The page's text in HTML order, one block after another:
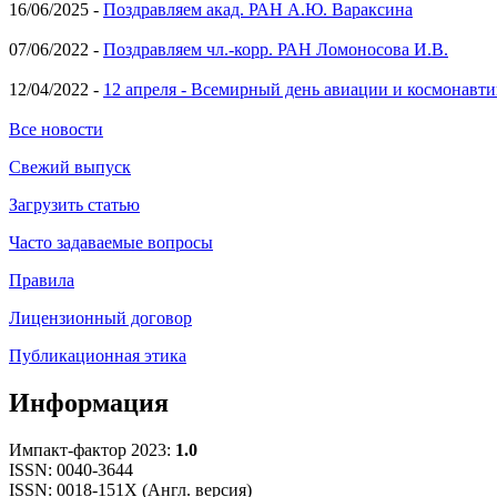
16/06/2025 - Поздравляем акад. РАН А.Ю. Вараксина
07/06/2022 - Поздравляем чл.-корр. РАН Ломоносова И.В.
12/04/2022 - 12 апреля - Всемирный день авиации и
Все новости
Свежий выпуск
Загрузить статью
Часто задаваемые вопросы
Правила
Лицензионный договор
Публикационная этика
Информация
Импакт-фактор 2023: 1.0
ISSN: 0040-3644
ISSN: 0018-151X (Англ. версия)